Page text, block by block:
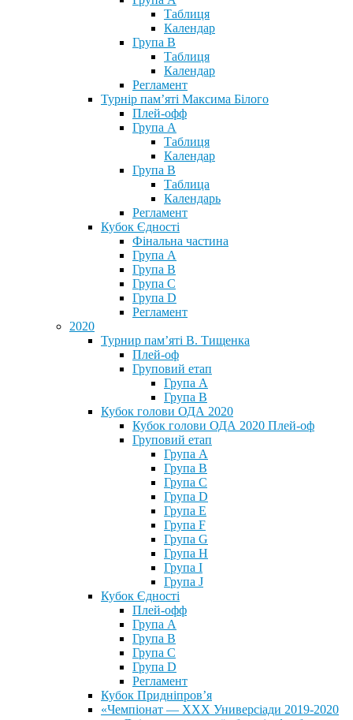
Таблиця
Календар
Група В
Таблиця
Календар
Регламент
Турнір пам’яті Максима Білого
Плей-офф
Група А
Таблиця
Календар
Група В
Таблица
Календарь
Регламент
Кубок Єдності
Фінальна частина
Група А
Група В
Група С
Група D
Регламент
2020
Турнир пам’яті В. Тищенка
Плей-оф
Груповий етап
Група А
Група В
Кубок голови ОДА 2020
Кубок голови ОДА 2020 Плей-оф
Груповий етап
Група A
Група B
Група C
Група D
Група E
Група F
Група G
Група H
Група I
Група J
Кубок Єдності
Плей-офф
Група А
Група В
Група С
Група D
Регламент
Кубок Придніпров’я
«Чемпіонат — ХХХ Универсіади 2019-2020